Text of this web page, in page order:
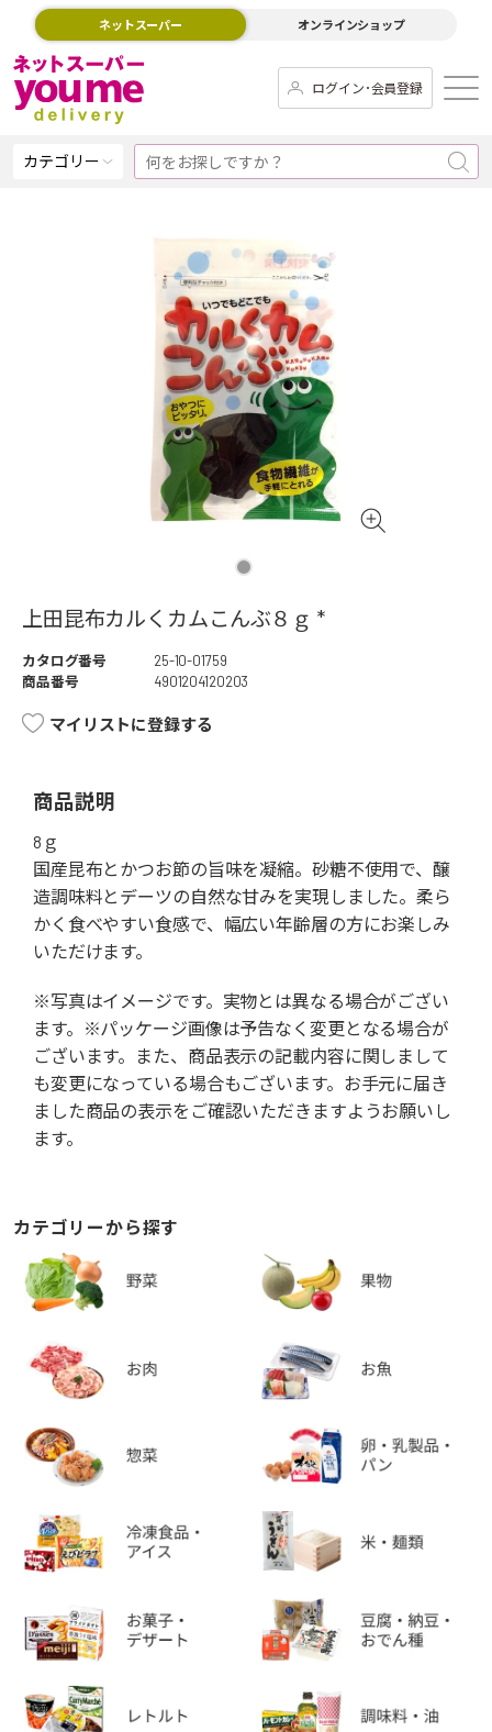
ネットスーパー オンラインショップ
ログイン･会員登録
カテゴリー
上田昆布カルくカムこんぶ８ｇ *
カタログ番号
25-10-01759
商品番号
4901204120203
マイリストに登録する
商品説明
8ｇ
国産昆布とかつお節の旨味を凝縮。砂糖不使用で、醸
造調味料とデーツの自然な甘みを実現しました。柔ら
かく食べやすい食感で、幅広い年齢層の方にお楽しみ
いただけます。
※写真はイメージです。実物とは異なる場合がござい
ます。※パッケージ画像は予告なく変更となる場合が
ございます。また、商品表示の記載内容に関しまして
も変更になっている場合もございます。お手元に届き
ました商品の表示をご確認いただきますようお願いし
ます。
カテゴリーから探す